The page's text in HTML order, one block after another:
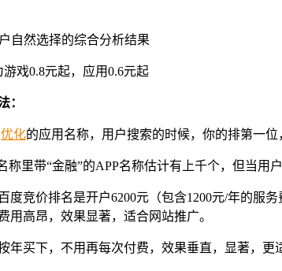
自然选择的综合分析结果
戏0.8元起，应用0.6元起
：
优化的应用名称，用户搜索的时候，你的排第一位
称里带“金融”的APP名称估计有上千个，但当用
度竞价排名是开户6200元（包含1200元/年的服
高昂，效果显著，适合网站推广。
年买下，不用再每次付费，效果垂直，显著，更